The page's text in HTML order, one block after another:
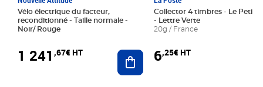
Vélo électrique du facteur,
reconditionné - Taille normale -
Noir/ Rouge
1 241 ,67€ HT Ajouter au panier
Collector 4 timbres - Le Petit
- Lettre Verte
20g / France
6,25€ HT